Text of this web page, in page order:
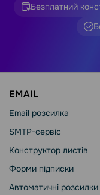
Безплатний
EMAIL
Email розсилка
SMTP-сервіс
Конструктор листів
Форми підписки
Автоматичні розсилки